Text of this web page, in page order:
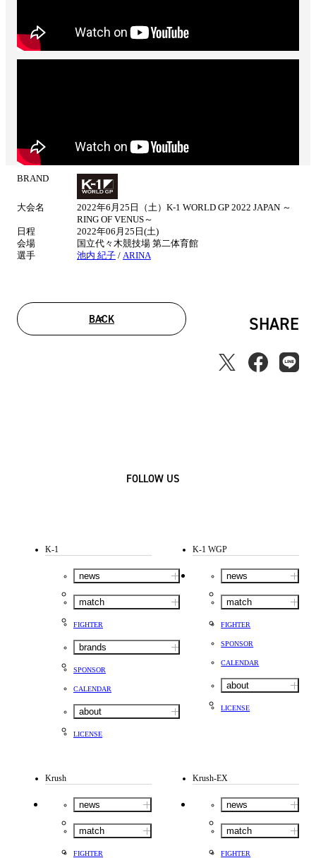
BRAND
大会名
2022年6月25日（土）K-1 WORLD GP 2022 JAPAN ～
RING OF VENUS～
日程
2022年06月25日(土)
会場
国立代々木競技場 第二体育館
選手
池内 紀子 / ARINA
BACK SHARE
FOLLOW US
K-1
news
match
FIGHTER
brands
SPONSOR
CALENDAR
about
LICENSE
K-1 WGP
news
match
FIGHTER
SPONSOR
CALENDAR
about
LICENSE
Krush
news
match
FIGHTER
Krush-EX
news
match
FIGHTER